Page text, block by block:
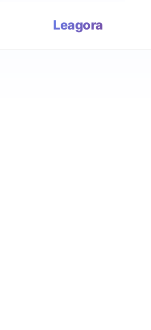
Leagora